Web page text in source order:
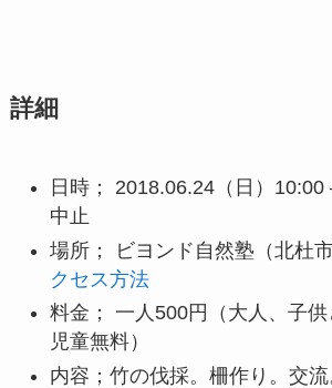
詳細
日時； 2018.06.24（日）10:00
中止
場所； ビヨンド自然塾（北杜市
クセス方法
料金； 一人500円（大人、子
児童無料）
内容；竹の伐採。柵作り。交流